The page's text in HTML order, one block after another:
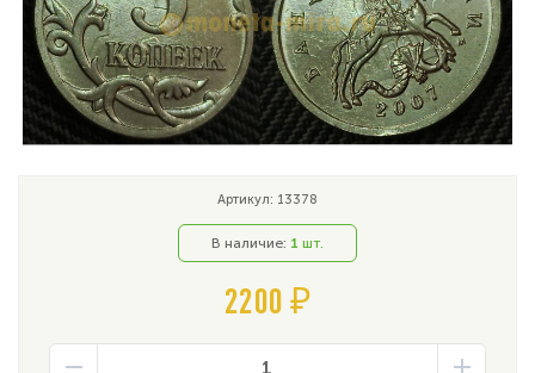
Артикул: 13378
В наличие: 1 шт.
2200 ₽